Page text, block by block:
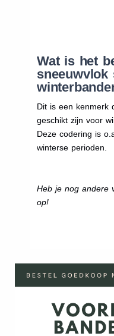
Wat is het
sneeuwvlok
Dit is een kenmerk
geschikt zijn voor
Deze codering is
winterse perioden.
Heb je nog andere
op!